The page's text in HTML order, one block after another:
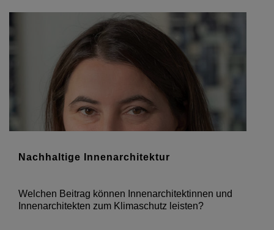
Nachhaltige Innenarchitektur
Welchen Beitrag können Innenarchitektinnen und
Innenarchitekten zum Klimaschutz leisten?